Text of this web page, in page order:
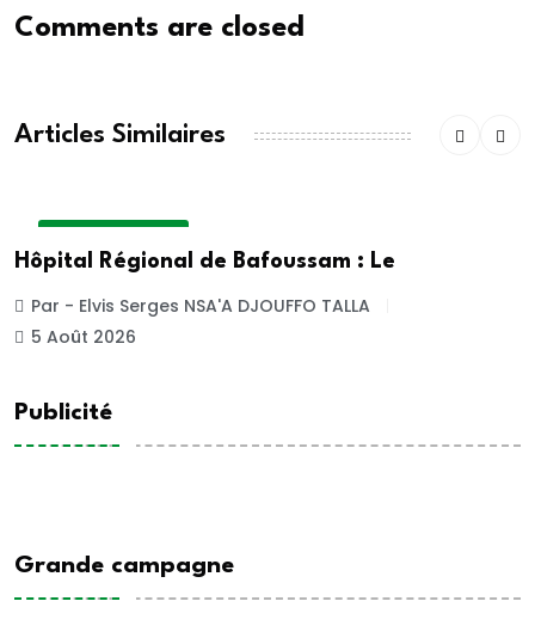
Comments are closed
Articles Similaires
Hôpital Régional de Bafoussam : Le
Par - Elvis Serges NSA'A DJOUFFO TALLA
5 Août 2026
Publicité
Grande campagne